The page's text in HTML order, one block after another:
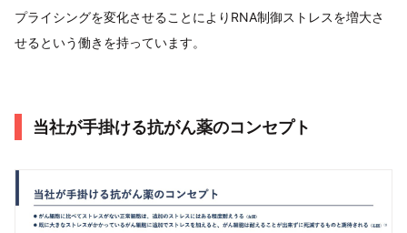
プライシングを変化させることによりRNA制御ストレスを増大さ
せるという働きを持っています。
当社が手掛ける抗がん薬のコンセプト